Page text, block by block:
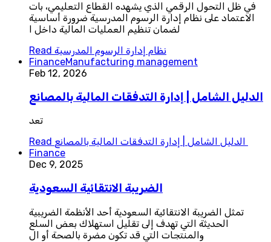
في ظل التحول الرقمي الذي يشهده القطاع التعليمي، بات
الاعتماد على نظام إدارة الرسوم المدرسية ضرورة أساسية
لضمان تنظيم العمليات المالية داخل ا
Read نظام إدارة الرسوم المدرسية
FinanceManufacturing management
Feb 12, 2026
الدليل الشامل | إدارة التدفقات المالية بالمصانع
تعد
Read
Finance
Dec 9, 2025
الضريبة الانتقائية السعودية
تمثل الضريبة الانتقائية السعودية أحد الأنظمة الضريبية
الحديثة التي تهدف إلى تقليل استهلاك بعض السلع
والمنتجات التي قد تكون مضرة بالصحة أو ال